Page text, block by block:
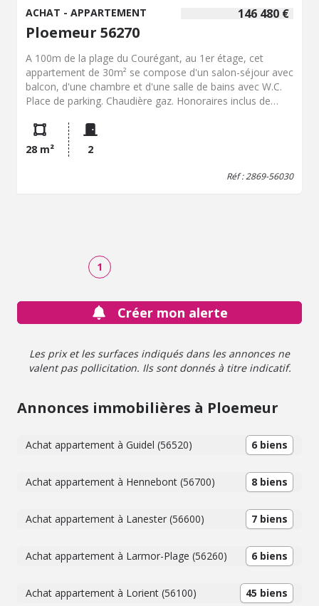
146 480 €
ACHAT - APPARTEMENT
Ploemeur 56270
A 100m de la plage du Courégant, au 1er étage, cet
appartement de 30m² se compose d'un salon-séjour avec
balcon, d'une chambre et d'une salle de bains avec W.C.
Place de parking. Chaudière gaz. Honoraires inclus de
honoraires 140 000 €. Classe énergie C, Classe climat A
Montant moyen estimé des dépenses annuelles d'énergie
pour un usage standard, établi à partir des prix de
l'énergie de l'année 2025 : entre 690.00 et 950.00 €. Les
28 m² 2
Réf : 2869-56030
1
Créer mon alerte
Les prix et les surfaces indiqués dans les annonces ne
valent pas pollicitation. Ils sont donnés à titre indicatif.
Annonces immobilières à Ploemeur
Achat appartement à Guidel (56520) 6 biens
Achat appartement à Hennebont (56700) 8 biens
Achat appartement à Lanester (56600) 7 biens
Achat appartement à Larmor-Plage (56260) 6 biens
Achat appartement à Lorient (56100) 45 biens